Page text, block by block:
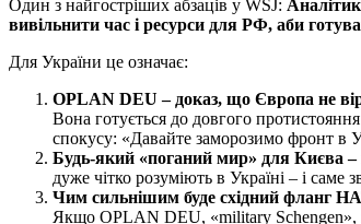
Один з найгостріших абзаців у WSJ:
вивільнити час і ресурси для РФ, аби
Для України це означає:
OPLAN DEU – доказ, що Європа не
Вона готується до довгого
спокусу: «Давайте заморозимо фронт в
Будь-який «поганий мир» для Києва
дуже чітко розуміють в Україні – і
Чим сильнішим буде східний фланг
Якщо OPLAN DEU, «military Schengen»,